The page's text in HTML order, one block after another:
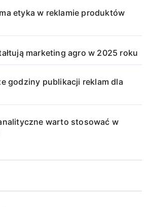
etyka w reklamie produktów
marketing agro w 2025 roku
godziny publikacji reklam dla
warto stosować w